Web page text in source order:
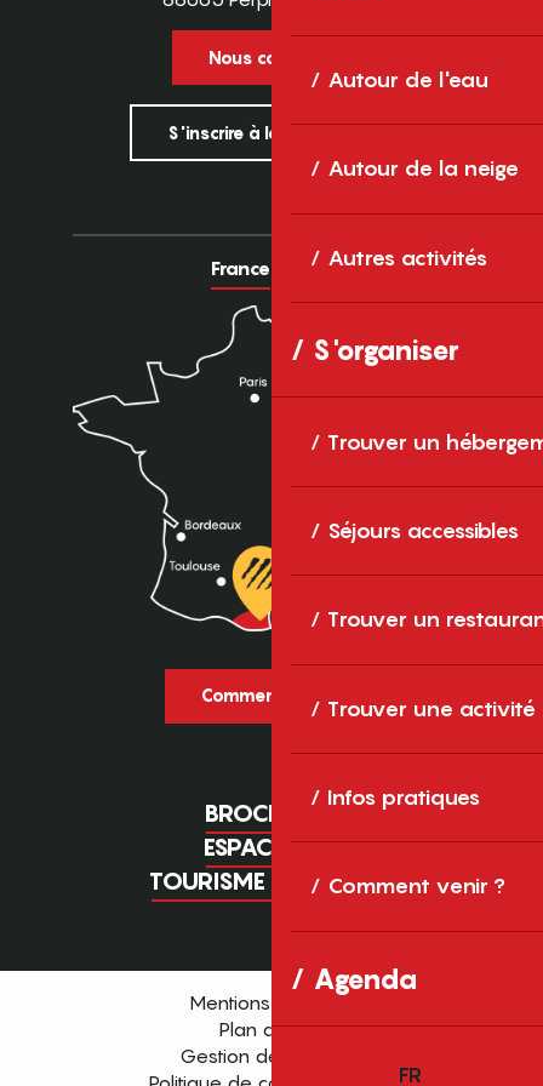
Autour de l'eau
Autour de la neige
Autres activités
S'organiser
Trouver un
Séjours accessibles
Trouver un
Trouver une activité
Infos pratiques
Comment venir ?
Agenda
FR
Nous contacter
S'inscrire à la newsletter
France Europe
Comment venir ?
BROCHURES
ESPACE PRO
TOURISME D'AFFAIRES
Mentions légales
Plan du site
Gestion des cookies